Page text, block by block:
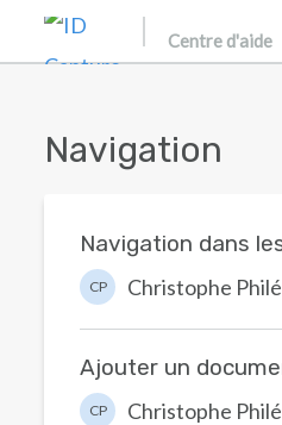
Centre d'aide
Navigation
Navigation dans
CP Christophe
Ajouter un
CP Christophe